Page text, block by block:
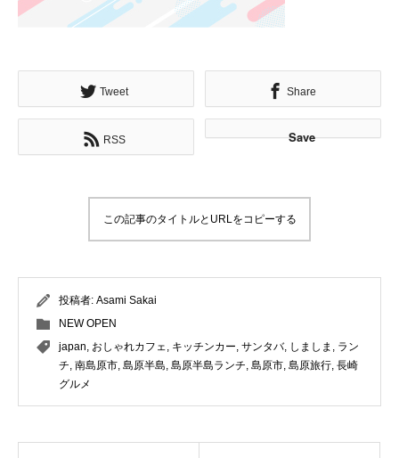
Tweet Share
RSS Save
この記事のタイトルとURLをコピーする
投稿者: Asami Sakai
NEW OPEN
japan, おしゃれカフェ, キッチンカー, サンタバ, しましま , ラン
チ, 南島原市, 島原半島, 島原半島ランチ, 島原市, 島原旅行, 長崎
グルメ